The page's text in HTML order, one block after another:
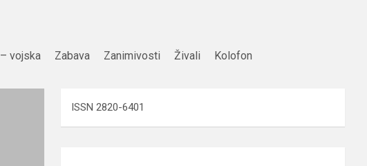
vojska Zabava Zanimivosti Živali Kolofon
ISSN 2820-6401